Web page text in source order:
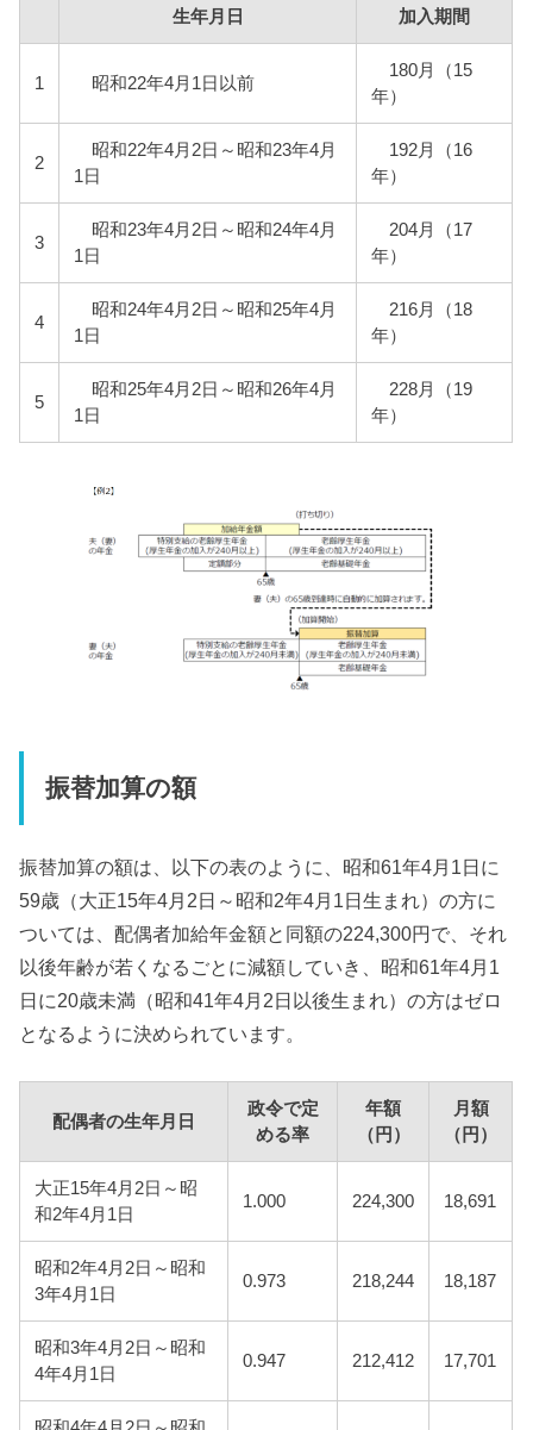
生年月日 加入期間
1 昭和22年4月1日以前
180月（15
年）
2
昭和22年4月2日～昭和23年4月
1日
192月（16
年）
3
昭和23年4月2日～昭和24年4月
1日
204月（17
年）
4
昭和24年4月2日～昭和25年4月
1日
216月（18
年）
5
昭和25年4月2日～昭和26年4月
1日
228月（19
年）
振替加算の額
振替加算の額は、以下の表のように、昭和61年4月1日に
59歳（大正15年4月2日～昭和2年4月1日生まれ）の方に
ついては、配偶者加給年金額と同額の224,300円で、それ
以後年齢が若くなるごとに減額していき、昭和61年4月1
日に20歳未満（昭和41年4月2日以後生まれ）の方はゼロ
となるように決められています。
配偶者の生年月日
政令で定
める率
年額
（円）
月額
（円）
大正15年4月2日～昭
和2年4月1日
1.000 224,300 18,691
昭和2年4月2日～昭和
3年4月1日
0.973 218,244 18,187
昭和3年4月2日～昭和
4年4月1日
0.947 212,412 17,701